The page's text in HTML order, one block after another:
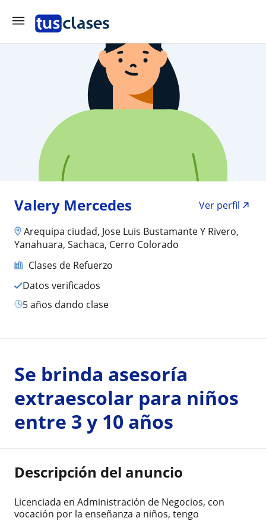
Valery Mercedes
Ver perfil
Arequipa ciudad, Jose Luis Bustamante Y Rivero,
Yanahuara, Sachaca, Cerro Colorado
Clases de Refuerzo
Datos verificados
5 años dando clase
Se brinda asesoría
extraescolar para niños
entre 3 y 10 años
Descripción del anuncio
Licenciada en Administración de Negocios, con
vocación por la enseñanza a niños, tengo